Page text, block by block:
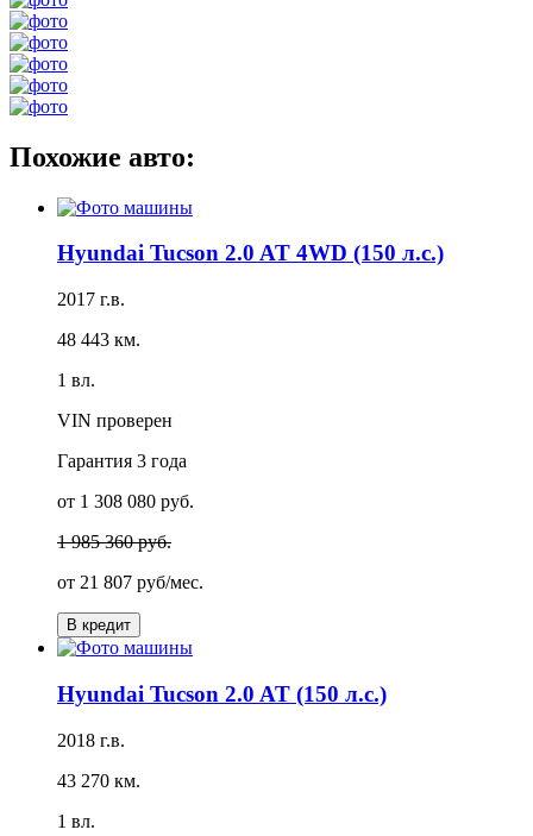
Похожие авто:
Hyundai Tucson 2.0 AT 4WD (150 л.с.)
2017 г.в.
48 443 км.
1 вл.
VIN проверен
Гарантия 3 года
от 1 308 080 руб.
1 985 360 руб.
от 21 807 руб/мес.
В кредит
Hyundai Tucson 2.0 AT (150 л.с.)
2018 г.в.
43 270 км.
1 вл.